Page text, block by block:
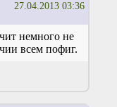
27.04.2013 03:36
немного не
всем пофиг.